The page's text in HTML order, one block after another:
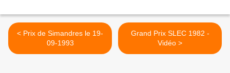
< Prix de Simandres le 19-
09-1993
Grand Prix SLEC 1982 -
Vidéo >